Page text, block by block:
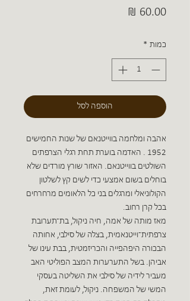
כמות *
הוספה לסל
אהבה ומלחמה בווייטנאם של שנות החמישים
1952 . האדמה בוערת תחת רגלי הצרפתים
השולטים בווייטנאם. האזור שורץ מורדים שלא
בוחלים בשום אמצעי כדי לשים קץ לשלטון
הקולוניאלי ומרגלים בני כל הלאומים מרחרחים
בכל קרן רחוב.
מאז מותה של אמה, חיה ניקול, בת־תערובת
צרפתית־וייטנאמית, בצלה של סילבי, אחותה
הבכורה היפהפייה והכריזמטית, בבת עינו של
אביהן. בשל התערערות המצב הפוליטי האב
מעביר לידיה של סילבי את השליטה בעסקי
המשי של המשפחה. ניקול, לעומת זאת,